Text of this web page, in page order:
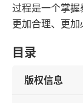
过程是一个掌
更加合理、更加
目录
版权信息